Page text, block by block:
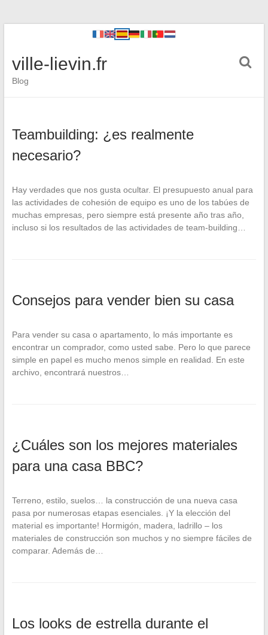
ville-lievin.fr
Blog
Teambuilding: ¿es realmente
necesario?
Hay verdades que nos gusta ocultar. El presupuesto anual para
las actividades de cohesión de equipo es uno de los tabúes de
muchas empresas, pero siempre está presente año tras año,
incluso si los resultados de las actividades de team-building…
Consejos para vender bien su casa
Para vender su casa o apartamento, lo más importante es
encontrar un comprador, como usted sabe. Pero lo que parece
simple en papel es mucho menos simple en realidad. En este
archivo, encontrará nuestros…
¿Cuáles son los mejores materiales
para una casa BBC?
Terreno, estilo, suelos… la construcción de una nueva casa
pasa por numerosas etapas esenciales. ¡Y la elección del
material es importante! Hormigón, madera, ladrillo – los
materiales de construcción son muchos y no siempre fáciles de
comparar. Además de…
Los looks de estrella durante el